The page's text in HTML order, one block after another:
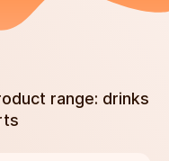
range: drinks